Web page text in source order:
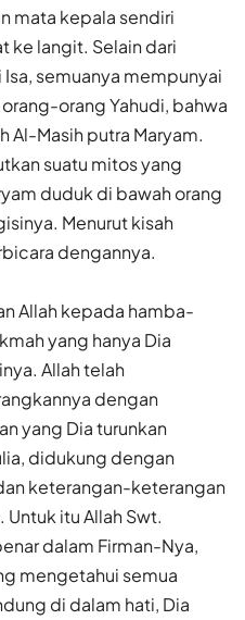
mata kepala sendiri
ke langit. Selain dari
semuanya mempunyai
orang Yahudi, bahwa
Al-Masih putra Maryam.
suatu mitos yang
duduk di bawah orang
Menurut kisah
dengannya.
Allah kepada hamba-
yang hanya Dia
Allah telah
dengan
yang Dia turunkan
didukung dengan
keterangan-keterangan
itu Allah Swt.
dalam Firman-Nya,
mengetahui semua
di dalam hati, Dia